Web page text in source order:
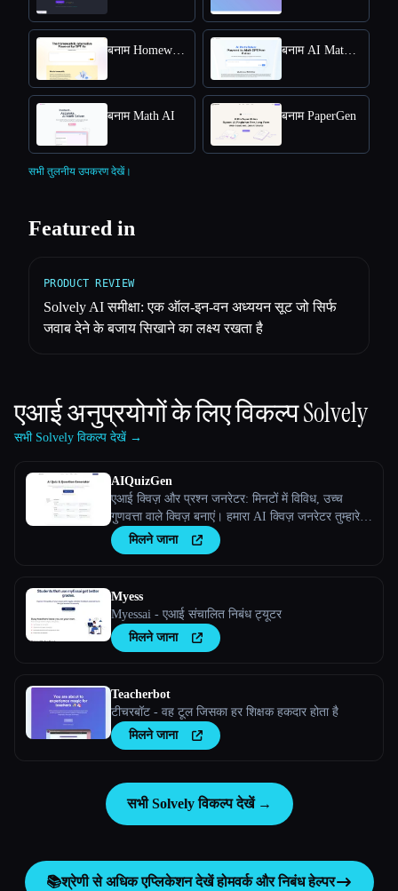
बनाम Homeworkify.im : Master Homework with GPT-4o बनाम AI Math Solver Powered by Math GPT Free Online
बनाम Math AI बनाम PaperGen
सभी तुलनीय उपकरण देखें।
Featured in
PRODUCT REVIEW
Solvely AI समीक्षा: एक ऑल-इन-वन अध्ययन सूट जो सिर्फ
जवाब देने के बजाय सिखाने का लक्ष्य रखता है
एआई अनुप्रयोगों के लिए विकल्पSolvely
सभी Solvely विकल्प देखें →
AIQuizGen
एआई क्विज़ और प्रश्न जनरेटर: मिनटों में विविध, उच्च
गुणवत्ता वाले क्विज़ बनाएं। हमारा AI क्विज़ जनरेटर तुम्हारे
परिणामों को बेहतर बनाने के लिए लगातार, वैयक्तिकृत और
त्रुटि-मुक्त आकलन सुनिश्चित करता है।
मिलने जाना
Myess
Myessai - एआई संचालित निबंध ट्यूटर
मिलने जाना
Teacherbot
टीचरबॉट - वह टूल जिसका हर शिक्षक हकदार होता है
मिलने जाना
सभी Solvely विकल्प देखें →
📚श्रेणी से अधिक एप्लिकेशन देखेंहोमवर्क और निबंध हेल्पर